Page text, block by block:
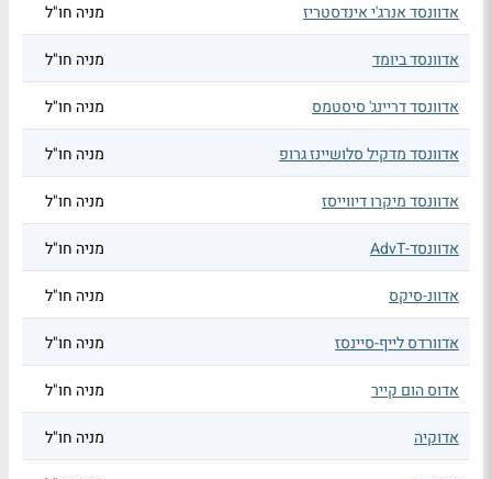
אדוונסד אנרג'י אינדסטריז מניה חו"ל
אדוונסד ביומד מניה חו"ל
אדוונסד דריינג' סיסטמס מניה חו"ל
אדוונסד מדקיל סלושיינז גרופ מניה חו"ל
אדוונסד מיקרו דיווייסז מניה חו"ל
אדוונסד-AdvT מניה חו"ל
אדוונ-סיקס מניה חו"ל
אדוורדס לייף-סיינסז מניה חו"ל
אדוס הום קייר מניה חו"ל
אדוקיה מניה חו"ל